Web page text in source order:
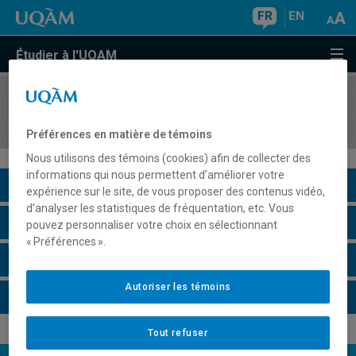
FR EN
Étudier à l'UQAM
COURS//
Description du cours
Horaire - Été 2026
Préférences en matière de témoins
Nous utilisons des témoins (cookies) afin de collecter des
informations qui nous permettent d’améliorer votre
expérience sur le site, de vous proposer des contenus vidéo,
d’analyser les statistiques de fréquentation, etc. Vous
pouvez personnaliser votre choix en sélectionnant
« Préférences ».
Tout refuser
Autoriser les témoins